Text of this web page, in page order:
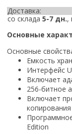
Доставка:
со склада 5-7 дн.,
Основные
Основные
Емкость
Интерфейс
Включает
256-битное
Включает
Edition